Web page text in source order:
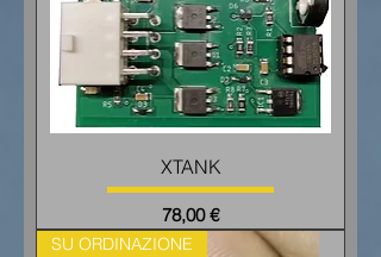
XTANK
Price
78,00 €
SU ORDINAZIONE